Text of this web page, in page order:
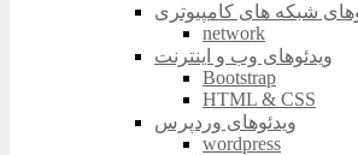
شبکه های کامپیوتری
network
ویدئوهای وب و اینترنت
Bootstrap
HTML & CSS
ویدئوهای وردپرس
wordpress